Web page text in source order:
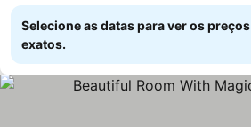
Selecione as datas para ver os preços
exatos.